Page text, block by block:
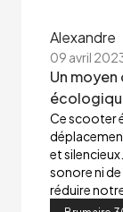
Alexandre
09 avril
Un
Ce scooter
et
sonore ni
réduire